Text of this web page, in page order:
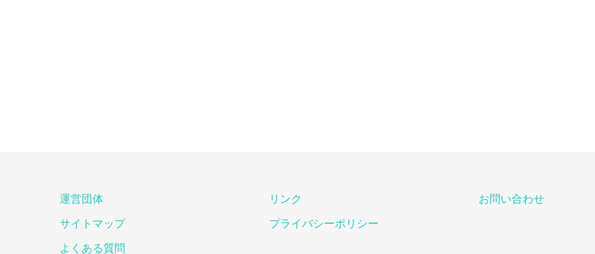
運営団体
サイトマップ
よくある質問
リンク
プライバシーポリシー
お問い合わせ